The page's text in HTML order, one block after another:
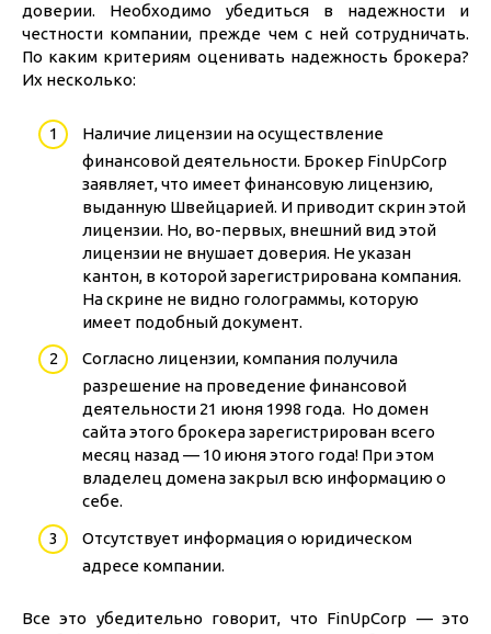
доверии. Необходимо убедиться в надежности и
честности компании, прежде чем с ней сотрудничать.
По каким критериям оценивать надежность брокера?
Их несколько:
Наличие лицензии на осуществление
финансовой деятельности. Брокер FinUpCorp
заявляет, что имеет финансовую лицензию,
выданную Швейцарией. И приводит скрин этой
лицензии. Но, во-первых, внешний вид этой
лицензии не внушает доверия. Не указан
кантон, в которой зарегистрирована компания.
На скрине не видно голограммы, которую
имеет подобный документ.
Согласно лицензии, компания получила
разрешение на проведение финансовой
деятельности 21 июня 1998 года. Но домен
сайта этого брокера зарегистрирован всего
месяц назад — 10 июня этого года! При этом
владелец домена закрыл всю информацию о
себе.
Отсутствует информация о юридическом
адресе компании.
Все это убедительно говорит, что FinUpCorp — это